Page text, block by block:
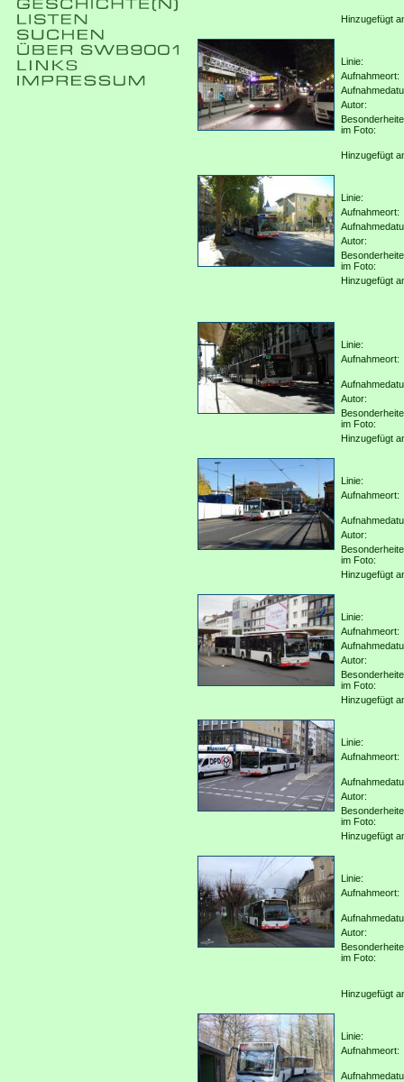
Hinzugefügt
Linie:
Aufnahmeort:
Autor:
im Foto:
Hinzugefügt
Linie:
Aufnahmeort:
Autor:
im Foto:
Hinzugefügt
Linie:
Aufnahmeort:
Autor:
im Foto:
Hinzugefügt
Linie:
Aufnahmeort:
Autor:
im Foto:
Hinzugefügt
Linie:
Aufnahmeort:
Autor:
im Foto:
Hinzugefügt
Linie:
Aufnahmeort:
Autor:
im Foto:
Hinzugefügt
Linie:
Aufnahmeort:
Autor:
im Foto:
Hinzugefügt
Linie:
Aufnahmeort: